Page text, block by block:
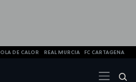
OLA DE CALOR REAL MURCIA FC CARTAGENA